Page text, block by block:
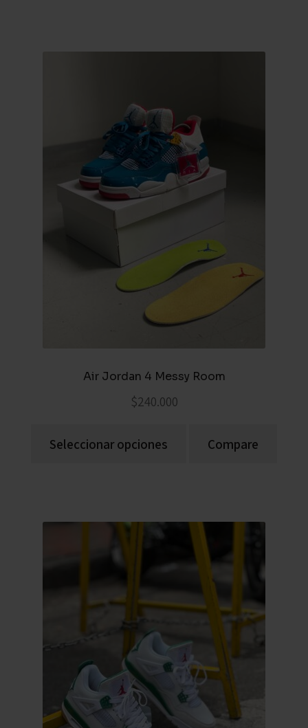
Air Jordan 4 Messy Room
$240.000
Seleccionar opciones Compare